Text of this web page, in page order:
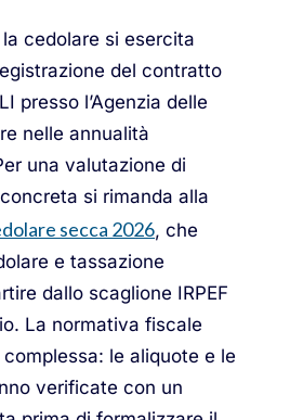
la cedolare si esercita
del contratto
presso l’Agenzia delle
nelle annualità
una valutazione di
si rimanda alla
secca 2026, che
e tassazione
dallo scaglione IRPEF
La normativa fiscale
le aliquote e le
verificate con un